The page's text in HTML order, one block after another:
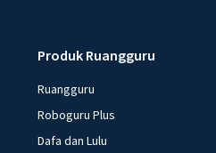
Produk Ruangguru
Ruangguru
Roboguru Plus
Dafa dan Lulu